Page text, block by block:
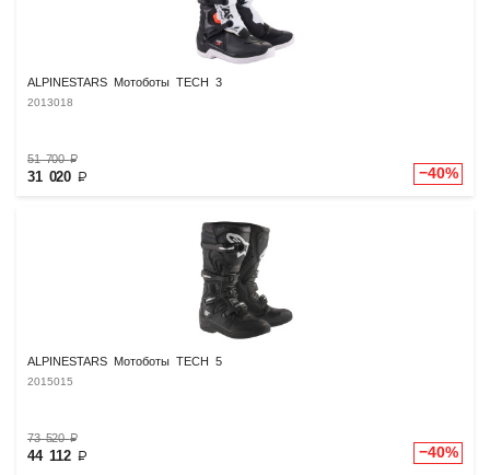
ALPINESTARS Мотоботы TECH 3
2013018
51 700₽
31 020 ₽ −40%
ALPINESTARS Мотоботы TECH 5
2015015
73 520₽
44 112 ₽ −40%